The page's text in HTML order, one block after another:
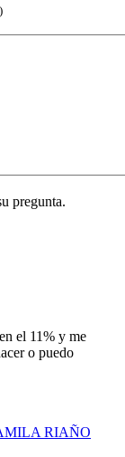
pregunta.
el 11% y me
o puedo
RIAÑO